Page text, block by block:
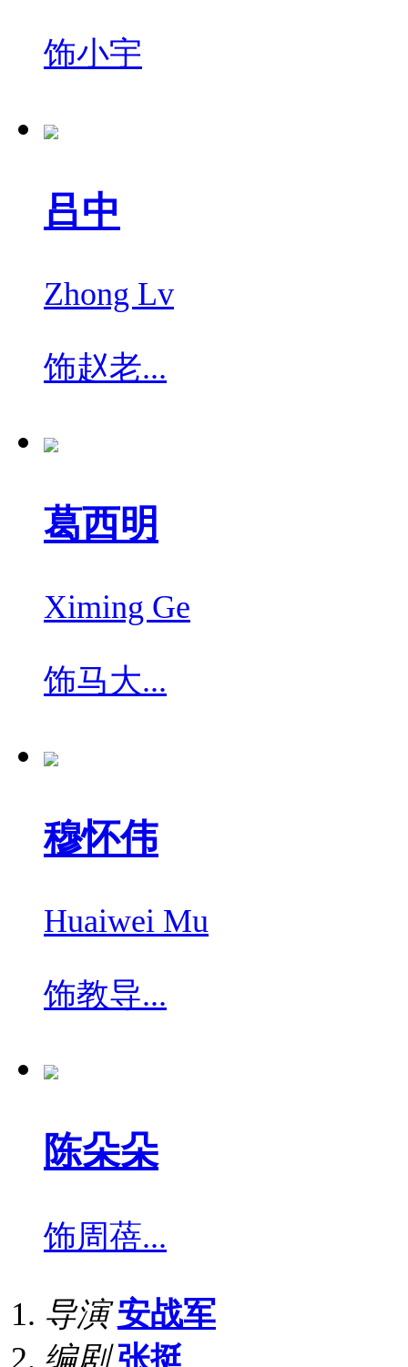
饰小宇
吕中
Zhong Lv
饰赵老...
葛西明
Ximing Ge
饰马大...
穆怀伟
Huaiwei Mu
饰教导...
陈朵朵
饰周蓓...
导演 安战军
编剧 张挺